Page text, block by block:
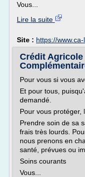
Vous...
Lire la suite
Site : https://
Crédit Agricole
Pour vous si vous
Et pour tous,
demandé.
Pour vous protéger,
Prendre soin de sa
frais très lourds.
nous prenons en
santé, prévues ou
Soins courants
Vous...